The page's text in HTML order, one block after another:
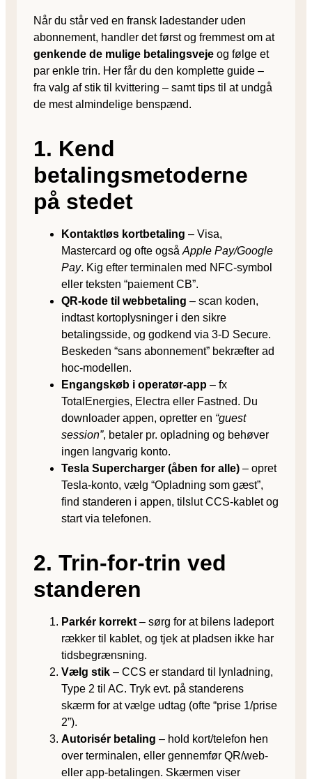
Når du står ved en fransk ladestander uden
abonnement, handler det først og fremmest om at
genkende de mulige betalingsveje og følge et
par enkle trin. Her får du den komplette guide –
fra valg af stik til kvittering – samt tips til at undgå
de mest almindelige benspænd.
1. Kend
betalingsmetoderne
på stedet
Kontaktløs kortbetaling – Visa,
Mastercard og ofte også Apple Pay/Google
Pay. Kig efter terminalen med NFC-symbol
eller teksten “paiement CB”.
QR-kode til webbetaling – scan koden,
indtast kortoplysninger i den sikre
betalingsside, og godkend via 3-D Secure.
Beskeden “sans abonnement” bekræfter ad
hoc-modellen.
Engangskøb i operatør-app – fx
TotalEnergies, Electra eller Fastned. Du
downloader appen, opretter en “guest
session”, betaler pr. opladning og behøver
ingen langvarig konto.
Tesla Supercharger (åben for alle) – opret
Tesla-konto, vælg “Opladning som gæst”,
find standeren i appen, tilslut CCS-kablet og
start via telefonen.
2. Trin-for-trin ved
standeren
Parkér korrekt – sørg for at bilens ladeport
rækker til kablet, og tjek at pladsen ikke har
tidsbegrænsning.
Vælg stik – CCS er standard til lynladning,
Type 2 til AC. Tryk evt. på standerens
skærm for at vælge udtag (ofte “prise 1/prise
2”).
Autorisér betaling – hold kort/telefon hen
over terminalen, eller gennemfør QR/web-
eller app-betalingen. Skærmen viser